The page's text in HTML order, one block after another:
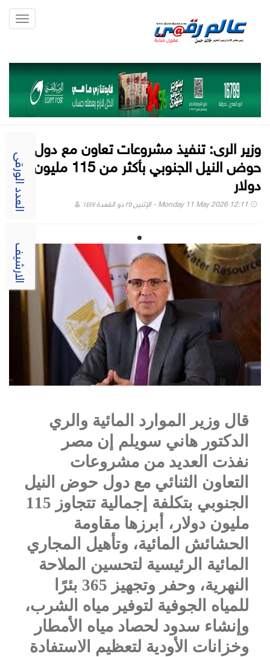
العدد الورقى
الارشيف
وزير الرى: تنفيذ مشروعات تعاون مع دول
حوض النيل الجنوبي بأكثر من 115 مليون
دولار
Monday 11 May 2026 12:11 - الإثنين ٢٥ ذو القعدة ١٤٤٧
قال وزير الموارد المائية والري
الدكتور هاني سويلم إن مصر
نفذت العديد من مشروعات
التعاون الثنائي مع دول حوض النيل
الجنوبي بتكلفة إجمالية تتجاوز 115
مليون دولار، أبرزها مقاومة
الحشائش المائية، وتأهيل المجاري
المائية الرئيسية لتحسين الملاحة
النهرية، وحفر وتجهيز 365 بئرًا
للمياه الجوفية لتوفير مياه الشرب،
وإنشاء سدود لحصاد مياه الأمطار
وخزانات الأودية لتعظيم الاستفادة